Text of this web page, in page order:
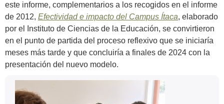
este informe, complementarios a los recogidos en el informe
de 2012, Efectividad e impacto del Campus Ítaca, elaborado
por el Instituto de Ciencias de la Educación, se convirtieron
en el punto de partida del proceso reflexivo que se iniciaría
meses más tarde y que concluiría a finales de 2024 con la
presentación del nuevo modelo.
Información
complementaria
Contacto